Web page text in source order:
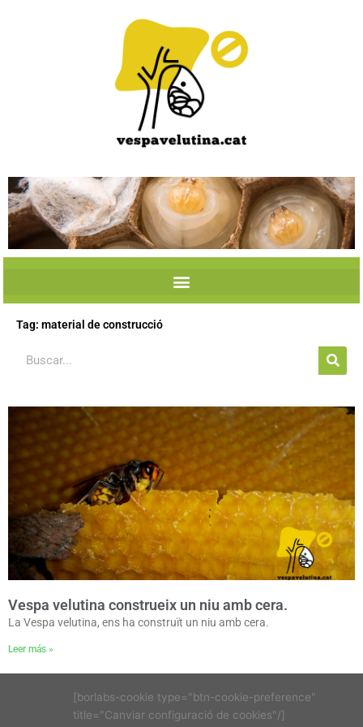
Tag: material de construcció
Search
Vespa velutina construeix un niu amb cera.
La Vespa velutina, ens ha construït un niu amb cera.
Leer más »
[borlabs-cookie type="btn-cookie-preference"
title="Canviar configuració de cookies"/]